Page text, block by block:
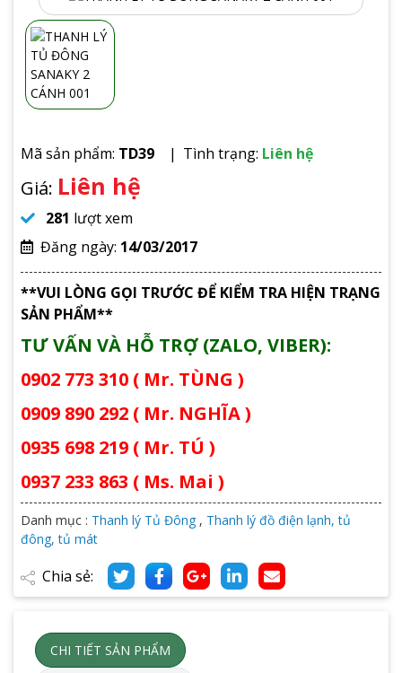
Mã sản phẩm: TD39 Tình trạng: Liên hệ
Giá: Liên hệ
281 lượt xem
Đăng ngày: 14/03/2017
**VUI LÒNG GỌI TRƯỚC ĐỂ KIỂM TRA HIỆN TRẠNG
SẢN PHẨM**
TƯ VẤN VÀ HỖ TRỢ (ZALO, VIBER):
0902 773 310 ( Mr. TÙNG )
0909 890 292 ( Mr. NGHĨA )
0935 698 219 ( Mr. TÚ )
0937 233 863 ( Ms. Mai )
Danh mục : Thanh lý Tủ Đông , Thanh lý đồ điện lạnh, tủ
đông, tủ mát
Chia sẻ:
CHI TIẾT SẢN PHẨM